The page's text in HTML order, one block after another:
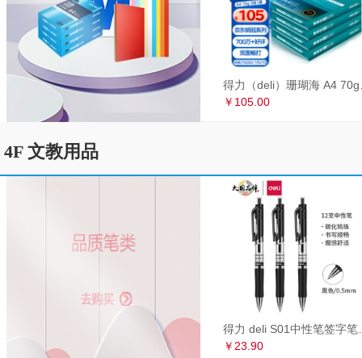
￥105.00
4F 文教用品
￥23.90